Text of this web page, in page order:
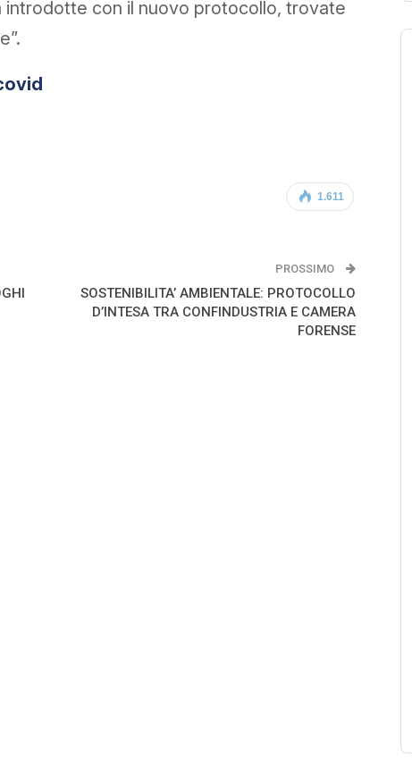
introdotte con il nuovo protocollo, trovate
1.611
PROSSIMO
SOSTENIBILITA’ AMBIENTALE: PROTOCOLLO
D’INTESA TRA CONFINDUSTRIA E CAMERA
FORENSE